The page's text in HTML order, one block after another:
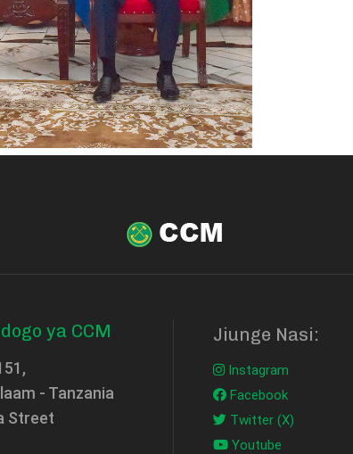
ya CCM
- Tanzania
Street
Jiunge Nasi:
Instagram
Facebook
Twitter (X)
Youtube